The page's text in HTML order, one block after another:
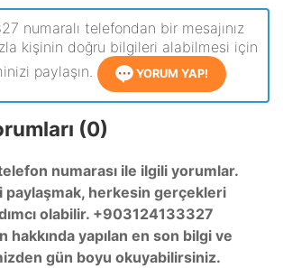
numaralı telefondan bir mesajınız
kişinin doğru bilgileri alabilmesi için
paylaşın.
YORUM YAP!
(0)
numarası ile ilgili yorumlar.
paylaşmak, herkesin gerçekleri
olabilir. +903124133327
hakkında yapılan en son bilgi ve
gün boyu okuyabilirsiniz.